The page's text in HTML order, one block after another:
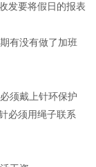
发要将假日的报表
有没有做了加班
须戴上针环保护
必须用绳子联系